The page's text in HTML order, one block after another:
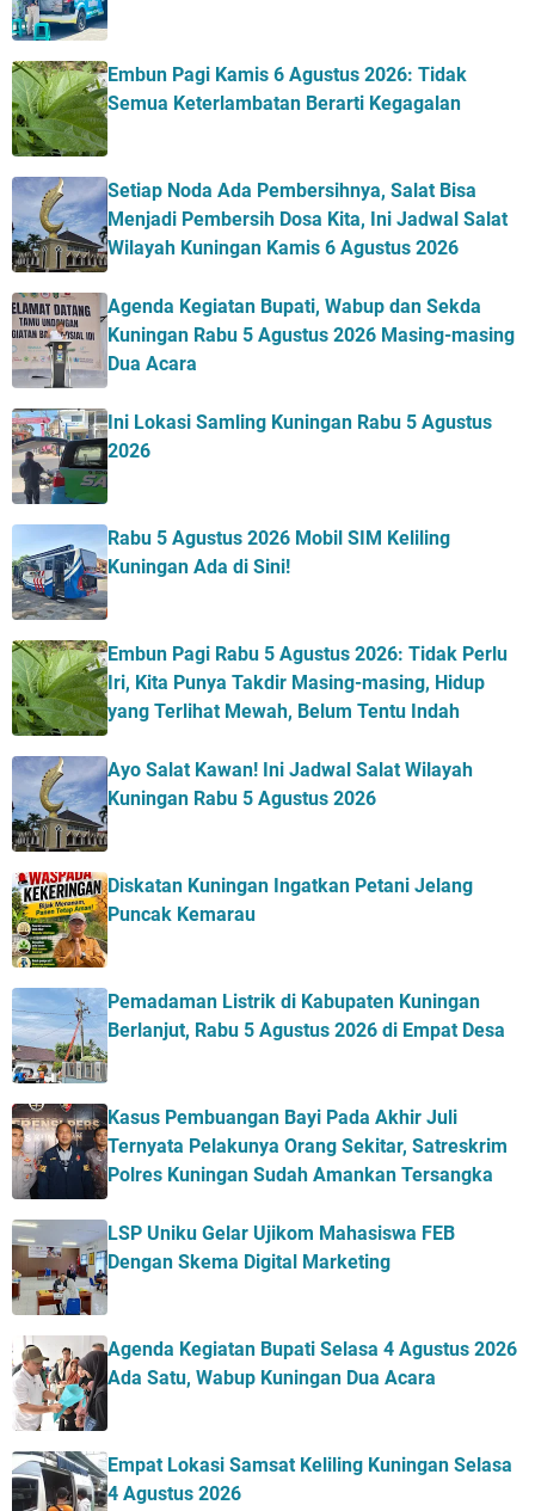
Embun Pagi Kamis 6 Agustus 2026: Tidak
Semua Keterlambatan Berarti Kegagalan
Setiap Noda Ada Pembersihnya, Salat Bisa
Menjadi Pembersih Dosa Kita, Ini Jadwal Salat
Wilayah Kuningan Kamis 6 Agustus 2026
Agenda Kegiatan Bupati, Wabup dan Sekda
Kuningan Rabu 5 Agustus 2026 Masing-masing
Dua Acara
Ini Lokasi Samling Kuningan Rabu 5 Agustus
2026
Rabu 5 Agustus 2026 Mobil SIM Keliling
Kuningan Ada di Sini!
Embun Pagi Rabu 5 Agustus 2026: Tidak Perlu
Iri, Kita Punya Takdir Masing-masing, Hidup
yang Terlihat Mewah, Belum Tentu Indah
Ayo Salat Kawan! Ini Jadwal Salat Wilayah
Kuningan Rabu 5 Agustus 2026
Diskatan Kuningan Ingatkan Petani Jelang
Puncak Kemarau
Pemadaman Listrik di Kabupaten Kuningan
Berlanjut, Rabu 5 Agustus 2026 di Empat Desa
Kasus Pembuangan Bayi Pada Akhir Juli
Ternyata Pelakunya Orang Sekitar, Satreskrim
Polres Kuningan Sudah Amankan Tersangka
LSP Uniku Gelar Ujikom Mahasiswa FEB
Dengan Skema Digital Marketing
Agenda Kegiatan Bupati Selasa 4 Agustus 2026
Ada Satu, Wabup Kuningan Dua Acara
Empat Lokasi Samsat Keliling Kuningan Selasa
4 Agustus 2026